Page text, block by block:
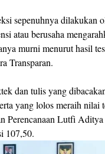
sepenuhnya dilakukan
atau berusaha
murni menurut hasil
Transparan.
dan tulis yang
yang lolos meraih nilai
Perencanaan Lutfi Aditya
107,50.